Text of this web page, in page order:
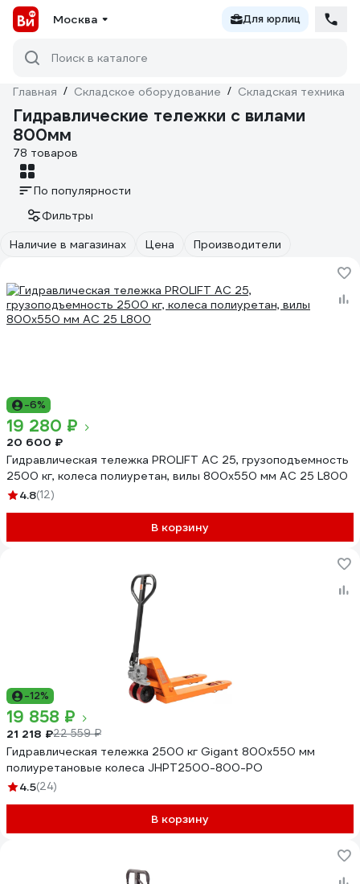
Москва Для юрлиц
Поиск в каталоге
Главная / Складское оборудование / Складская техника
Гидравлические тележки с вилами
800мм
78 товаров
По популярности
Фильтры
Наличие в магазинах
Цена Производители
-6%
19 280 ₽
20 600 ₽
Гидравлическая тележка PROLIFT AC 25, грузоподъемность
2500 кг, колеса полиуретан, вилы 800x550 мм AC 25 L800
4.8(12)
В корзину
-12%
19 858 ₽
21 218 ₽22 559 ₽
Гидравлическая тележка 2500 кг Gigant 800x550 мм
полиуретановые колеса JHPT2500-800-PO
4.5(24)
В корзину